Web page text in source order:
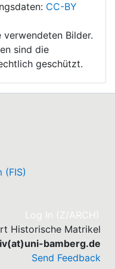
CC-BY
Bilder.
sind die
geschützt.
(FIS)
Log In (Z/ARCH)
Historische Matrikel
bamberg.de
Send Feedback